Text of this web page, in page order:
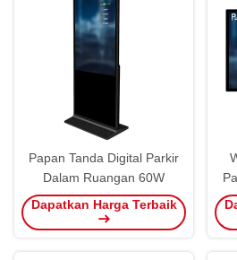
Papan Tanda Digital Parkir
Dalam Ruangan 60W
Dapatkan Harga Terbaik